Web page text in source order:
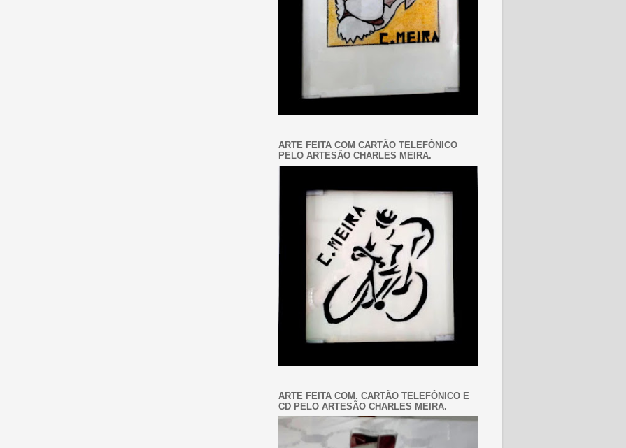
ARTE FEITA COM CARTÃO TELEFÔNICO
PELO ARTESÃO CHARLES MEIRA.
ARTE FEITA COM. CARTÃO TELEFÔNICO E
CD PELO ARTESÃO CHARLES MEIRA.